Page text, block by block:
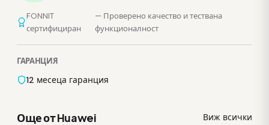
FONNIT
сертифициран
— Проверено качество и тествана
функционалност
ГАРАНЦИЯ
12 месеца гаранция
Още от Huawei Виж всички